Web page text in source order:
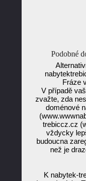
Podobné
Fráze
V případě
zvažte, zda
doménové
trebiccz.cz
vždycky
budoucna
než je
K nabytek-